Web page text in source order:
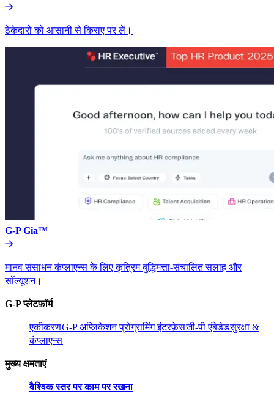
ठेकेदारों को आसानी से किराए पर लें।​​
G-P Gia™​​
मानव संसाधन कंप्लाएन्स के लिए कृत्रिम बुद्धिमत्ता-संचालित सलाह और
सॉल्यूशन।​​
G-P प्लेटफ़ॉर्म​​
एकीकरण​​G-P अप्लिकेशन प्रोग्रामिंग इंटरफ़ेस​​जी-पी एंबेडेड​​सुरक्षा &
कंप्लाएन्स​​
मुख्य क्षमताएं​​
वैश्विक स्तर पर काम पर रखना​​